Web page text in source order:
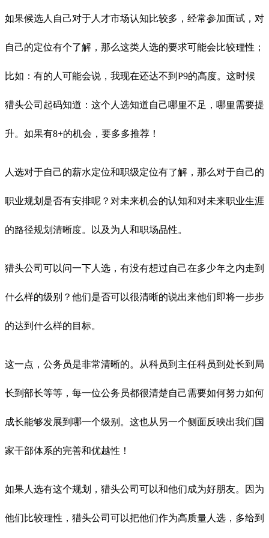
如果候选人自己对于人才市场认知比较多，经常参加面试，对
自己的定位有个了解，那么这类人选的要求可能会比较理性；
比如：有的人可能会说，我现在还达不到P9的高度。这时候
猎头公司起码知道：这个人选知道自己哪里不足，哪里需要提
升。如果有8+的机会，要多多推荐！
人选对于自己的薪水定位和职级定位有了解，那么对于自己的
职业规划是否有安排呢？对未来机会的认知和对未来职业生涯
的路径规划清晰度。以及为人和职场品性。
猎头公司可以问一下人选，有没有想过自己在多少年之内走到
什么样的级别？他们是否可以很清晰的说出来他们即将一步步
的达到什么样的目标。
这一点，公务员是非常清晰的。从科员到主任科员到处长到局
长到部长等等，每一位公务员都很清楚自己需要如何努力如何
成长能够发展到哪一个级别。这也从另一个侧面反映出我们国
家干部体系的完善和优越性！
如果人选有这个规划，猎头公司可以和他们成为好朋友。因为
他们比较理性，猎头公司可以把他们作为高质量人选，多给到